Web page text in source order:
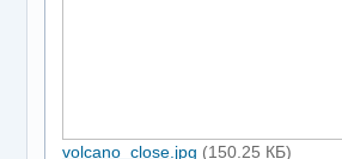
volcano_close.jpg (150.25 КБ)